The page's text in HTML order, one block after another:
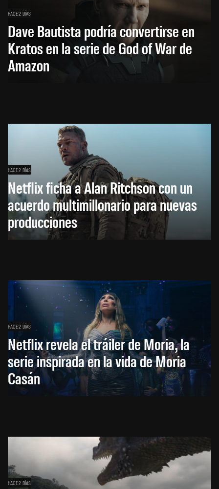
HACE 2 DÍAS
Dave Bautista podría convertirse en
Kratos en la serie de God of War de
Amazon
HACE 2 DÍAS
Netflix ficha a Alan Ritchson con un
acuerdo multimillonario para nuevas
producciones
HACE 2 DÍAS
Netflix revela el tráiler de Moria, la
serie inspirada en la vida de Moria
Casán
HACE 2 DÍAS